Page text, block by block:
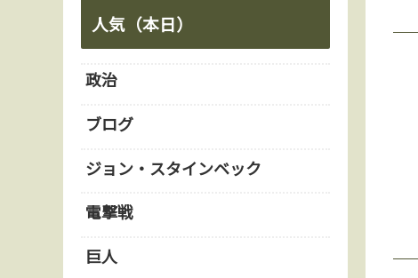
人気（本日）
政治
ブログ
ジョン・スタインベック
電撃戦
巨人